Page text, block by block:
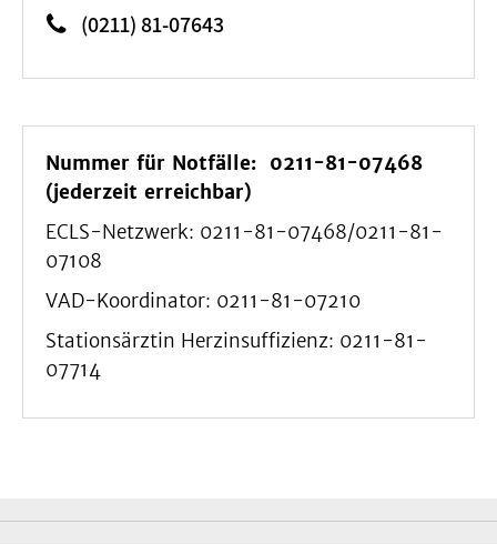
(0211) 81-07643
Nummer für Notfälle: 0211-81-07468
(jederzeit erreichbar)
ECLS-Netzwerk: 0211-81-07468/0211-81-
07108
VAD-Koordinator: 0211-81-07210
Stationsärztin Herzinsuffizienz: 0211-81-
07714